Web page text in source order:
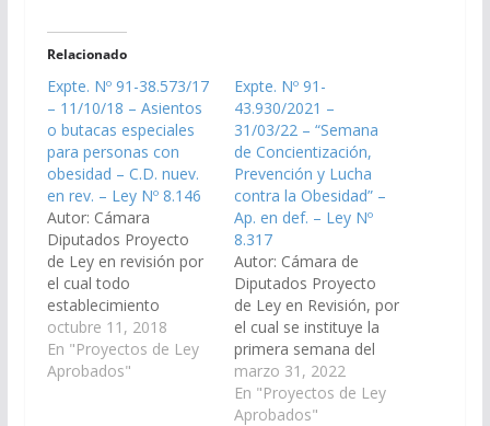
Relacionado
Expte. Nº 91-38.573/17
– 11/10/18 – Asientos
o butacas especiales
para personas con
obesidad – C.D. nuev.
en rev. – Ley Nº 8.146
Autor: Cámara
Diputados Proyecto
de Ley en revisión por
el cual todo
establecimiento
público o privado de
acceso público, deberá
contar con asientos o
octubre 11, 2018
En "Proyectos de Ley
Aprobados"
Expte. Nº 91-
43.930/2021 –
31/03/22 – “Semana
de Concientización,
Prevención y Lucha
contra la Obesidad” –
Ap. en def. – Ley Nº
8.317
Autor: Cámara de
Diputados Proyecto
de Ley en Revisión, por
el cual se instituye la
primera semana del
mes de marzo de cada
año como “Semana de
Concientización,
marzo 31, 2022
En "Proyectos de Ley
Aprobados"